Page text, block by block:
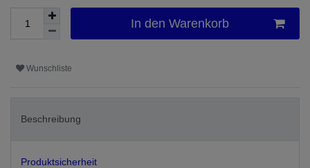
In den Warenkorb
Wunschliste
Beschreibung
Produktsicherheit